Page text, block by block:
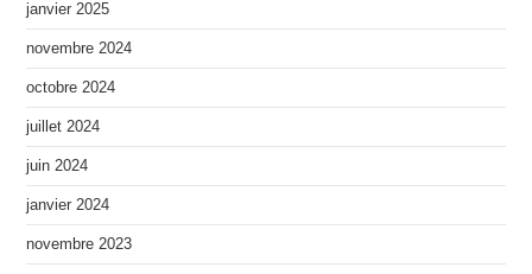
janvier 2025
novembre 2024
octobre 2024
juillet 2024
juin 2024
janvier 2024
novembre 2023